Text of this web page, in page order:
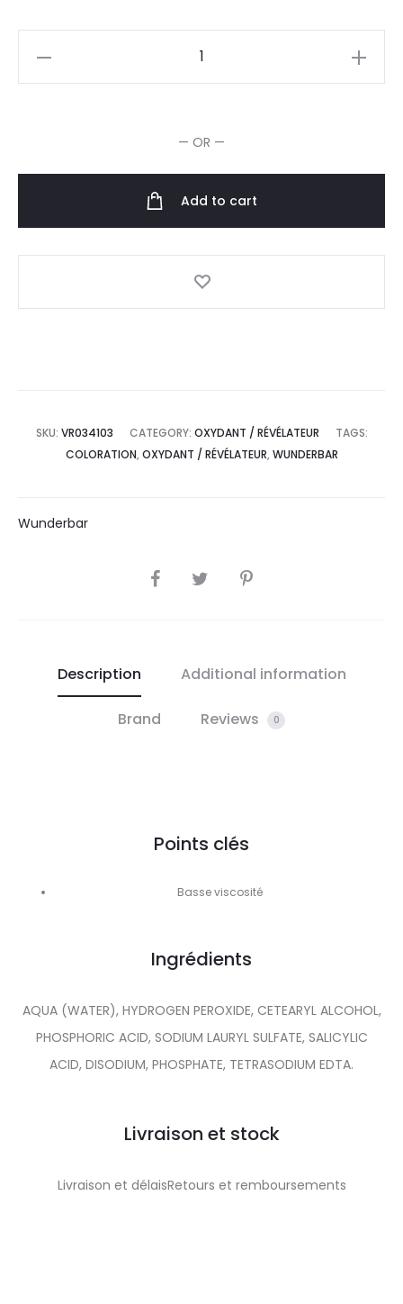
quantity
— OR —
Add to cart
SKU: VR034103 CATEGORY: OXYDANT / RÉVÉLATEUR
TAGS:
COLORATION, OXYDANT / RÉVÉLATEUR, WUNDERBAR
Wunderbar
SHARE
Description Additional information
Brand Reviews 0
Points clés
Basse viscosité
Ingrédients
AQUA (WATER), HYDROGEN PEROXIDE, CETEARYL ALCOHOL,
PHOSPHORIC ACID, SODIUM LAURYL SULFATE, SALICYLIC
ACID, DISODIUM, PHOSPHATE, TETRASODIUM EDTA.
Livraison et stock
Livraison et délaisRetours et remboursements